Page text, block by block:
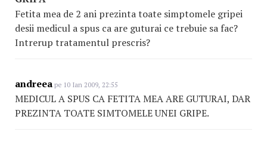
Fetita mea de 2 ani prezinta toate simptomele gripei
desii medicul a spus ca are guturai ce trebuie sa fac?
Intrerup tratamentul prescris?
andreea pe 10 Ian 2009, 22:55
MEDICUL A SPUS CA FETITA MEA ARE GUTURAI, DAR
PREZINTA TOATE SIMTOMELE UNEI GRIPE.